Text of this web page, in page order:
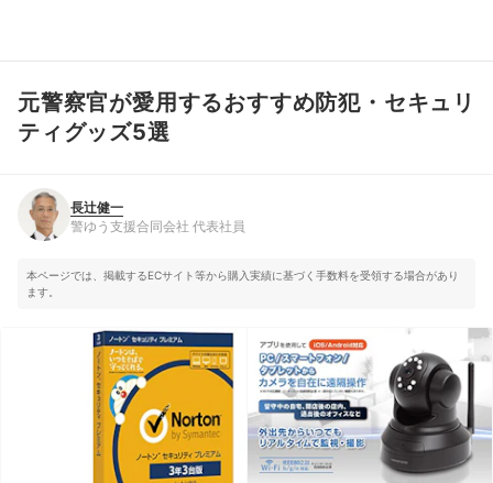
長辻健一
警ゆう支援合同会社 代表社員
元警察官が愛用するおすすめ防犯・セキュリ
ティグッズ5選
長辻健一
警ゆう支援合同会社 代表社員
本ページでは、掲載するECサイト等から購入実績に基づく手数料を受領する場合があり
ます。